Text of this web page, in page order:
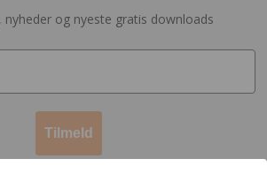
nyheder og nyeste gratis downloads
Tilmeld